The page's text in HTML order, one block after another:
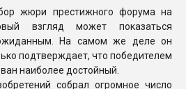
жюри престижного форума на
взгляд может показаться
На самом же деле он
подтверждает, что победителем
наиболее достойный.
собрал огромное число